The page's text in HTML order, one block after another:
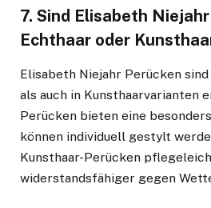
7. Sind Elisabeth
Echthaar oder
Elisabeth Niejahr Perücken
als auch in Kunsthaarvarianten
Perücken bieten eine
können individuell gestylt
Kunsthaar-Perücken
widerstandsfähiger gegen